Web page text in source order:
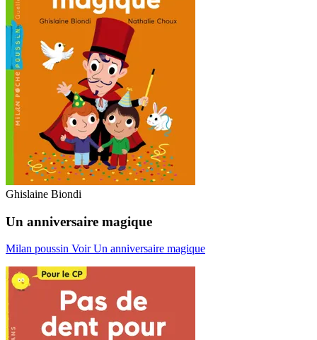
Ghislaine Biondi
Un anniversaire magique
Milan poussin Voir Un anniversaire magique